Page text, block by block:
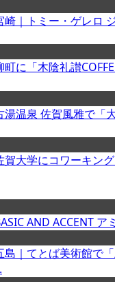
崎｜トミー・ゲレロ
町に「木陰礼讃
湯温泉 佐賀風雅で「
賀大学にコワーキン
AND ACCENT ア
島｜てとば美術館で